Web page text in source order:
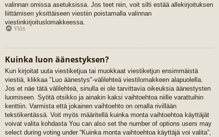
valinnan omissa asetuksissa. Jos teet niin, voit silti estää allekirjoituksen
liittämisen yksittäiseen viestiin poistamalla valinnan
viestinkirjoituslomakkeessa.
Ylös
Kuinka luon äänestyksen?
Kun kirjoitat uuta viestiketjua tai muokkaat viestiketjun ensimmäistä
viestiä, klikkaa "Luo äänestys"-välilehteä viestilomakkeen alapuolella.
Jos et näe tätä välilehteä, sinulla ei ole tarvittavia oikeuksia äänestysten
luomiseen. Syötä otsikko ja ainakin kaksi vaihtoehtoa niille varattuihin
kenttiin. Varmista että jokainen vaihtoehto on omalla rivillään
tekstikentässä. Voit myös määritellä kuinka monta vaihtoehtoa käyttäjät
voivat valita kohdasta You can also set the number of options users may
select during voting under “Kuinka monta vaihtoehtoa käyttäjä voi valita”,